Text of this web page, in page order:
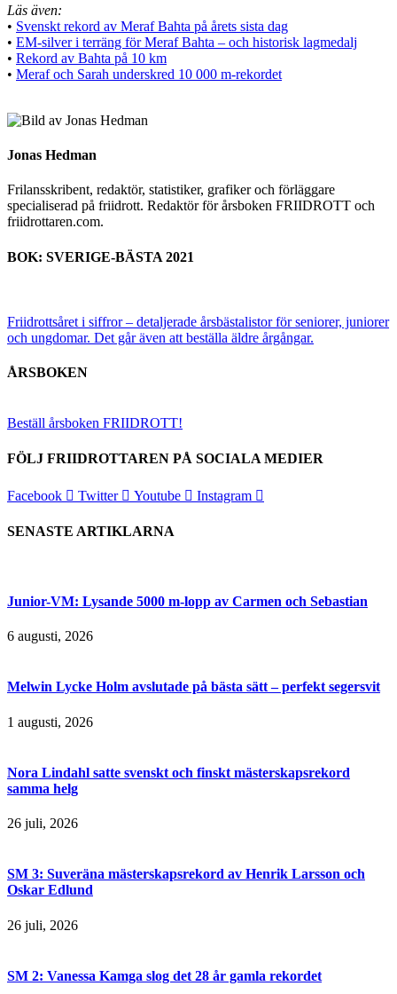
Läs även:
• Svenskt rekord av Meraf Bahta på årets sista dag
• EM-silver i terräng för Meraf Bahta – och historisk lagmedalj
• Rekord av Bahta på 10 km
• Meraf och Sarah underskred 10 000 m-rekordet
Jonas Hedman
Frilansskribent, redaktör, statistiker, grafiker och förläggare
specialiserad på friidrott. Redaktör för årsboken FRIIDROTT och
friidrottaren.com.
BOK: SVERIGE-BÄSTA 2021
Friidrottsåret i siffror – detaljerade årsbästalistor för seniorer, juniorer
och ungdomar. Det går även att beställa äldre årgångar.
ÅRSBOKEN
Beställ årsboken FRIIDROTT!
FÖLJ FRIIDROTTAREN PÅ SOCIALA MEDIER
Facebook Twitter Youtube Instagram
SENASTE ARTIKLARNA
Junior-VM: Lysande 5000 m-lopp av Carmen och Sebastian
6 augusti, 2026
Melwin Lycke Holm avslutade på bästa sätt – perfekt segersvit
1 augusti, 2026
Nora Lindahl satte svenskt och finskt mästerskapsrekord
samma helg
26 juli, 2026
SM 3: Suveräna mästerskapsrekord av Henrik Larsson och
Oskar Edlund
26 juli, 2026
SM 2: Vanessa Kamga slog det 28 år gamla rekordet